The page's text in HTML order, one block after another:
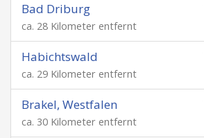
Bad Driburg
ca. 28 Kilometer entfernt
Habichtswald
ca. 29 Kilometer entfernt
Brakel, Westfalen
ca. 30 Kilometer entfernt